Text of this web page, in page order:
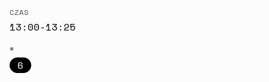
CZAS
13:00-13:25
#
6